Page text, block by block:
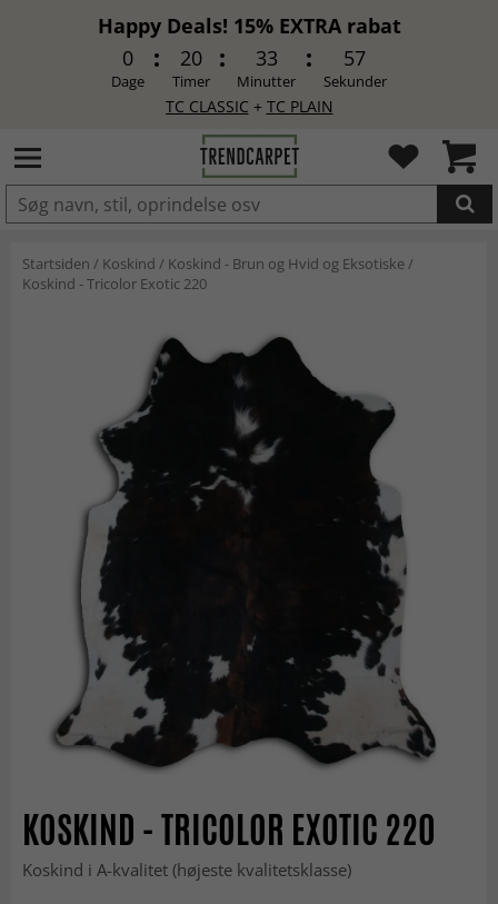
Happy Deals! 15% EXTRA rabat
0
Dage
20
Timer
33
Minutter
56
Sekunder
TC CLASSIC + TC PLAIN
LAGT I INDKØBSKURVEN.
Startsiden / Koskind / Koskind - Brun og Hvid og Eksotiske/
Koskind - Tricolor Exotic 220
KOSKIND - TRICOLOR EXOTIC 220
Koskind i A-kvalitet (højeste kvalitetsklasse)